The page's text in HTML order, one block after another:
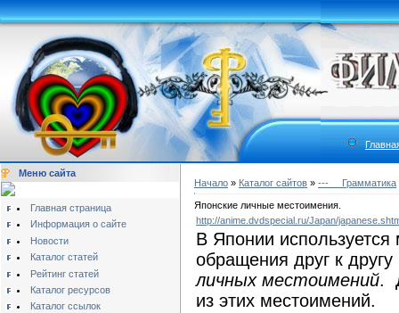
Меню сайта
Главная страница
Информация о сайте
Новости
Каталог статей
Рейтинг статей
Каталог ресурсов
Каталог ссылок
Начало » Каталог сайтов » ---__ Грамматика
Японские личные местоимения.
http://anime.dvdspecial.ru/Japan/
В Японии
обращения друг к
личных местоимений.
из этих местоимений.